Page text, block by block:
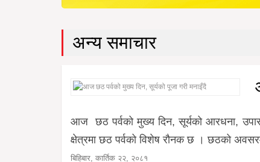
अन्य समाचार
आज छठ पर्वको मुख्य दिन, सूर्यको आरधना,
क्षेत्रमा छठ पर्वको विशेष रौनक छ । छठको
बिहिबार, कार्तिक २२, २०८१